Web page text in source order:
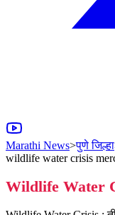
Marathi News>पुणे जिल्हा
wildlife water crisis
Wildlife Water